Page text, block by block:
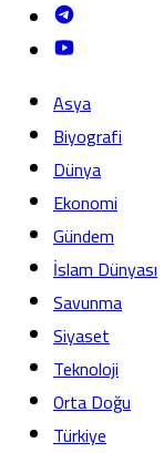
Asya
Biyografi
Dünya
Ekonomi
Gündem
İslam Dünyası
Savunma
Siyaset
Teknoloji
Orta Doğu
Türkiye